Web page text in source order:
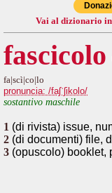
Vai al dizionario
fascicolo
fa|scì|co|lo
pronuncia: /faʃˈʃikolo/
sostantivo maschile
1 (di rivista) issue,
2 (di documenti) file,
3 (opuscolo) booklet,